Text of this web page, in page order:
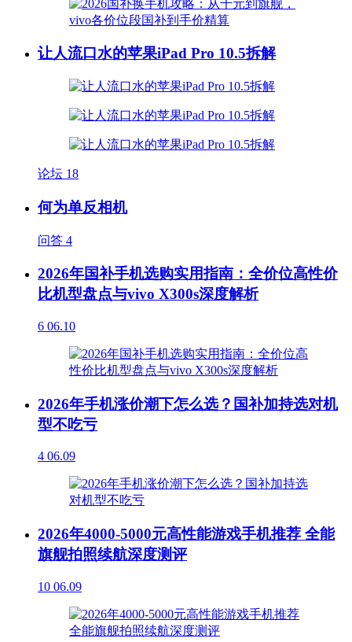
让人流口水的苹果iPad Pro 10.5拆解
论坛 18
何为单反相机
问答 4
2026年国补手机选购实用指南：全价位高性价
比机型盘点与vivo X300s深度解析
6 06.10
2026年手机涨价潮下怎么选？国补加持选对机
型不吃亏
4 06.09
2026年4000-5000元高性能游戏手机推荐 全能
旗舰拍照续航深度测评
10 06.09